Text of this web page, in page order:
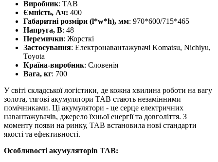
Виробник: TAB
Ємність, Ач: 400
Габаритні розміри (l*w*h), мм: 970*600/715*465
Напруга, В: 48
Перемички: Жорсткі
Застосування: Електронавантажувачі Komatsu, Nichiyu,
Toyota
Країна-виробник: Словенія
Вага, кг: 700
У світі складської логістики, де кожна хвилина роботи на вагу
золота, тягові акумулятори TAB стають незамінними
помічниками. Ці акумулятори - це серце електричних
навантажувачів, джерело їхньої енергії та довголіття. З
моменту появи на ринку, TAB встановила нові стандарти
якості та ефективності.
Особливості акумуляторів TAB: